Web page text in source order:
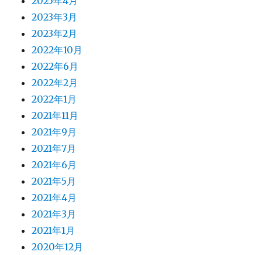
2023年3月
2023年2月
2022年10月
2022年6月
2022年2月
2022年1月
2021年11月
2021年9月
2021年7月
2021年6月
2021年5月
2021年4月
2021年3月
2021年1月
2020年12月